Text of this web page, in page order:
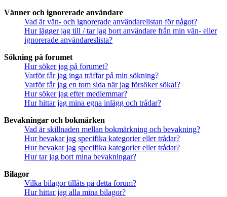
Vänner och ignorerade användare
Vad är vän- och ignorerade användarelistan för något?
Hur lägger jag till / tar jag bort användare från min vän- eller
ignorerade användareslista?
Sökning på forumet
Hur söker jag på forumet?
Varför får jag inga träffar på min sökning?
Varför får jag en tom sida när jag försöker söka!?
Hur söker jag efter medlemmar?
Hur hittar jag mina egna inlägg och trådar?
Bevakningar och bokmärken
Vad är skillnaden mellan bokmärkning och bevakning?
Hur bevakar jag specifika kategorier eller trådar?
Hur bevakar jag specifika kategorier eller trådar?
Hur tar jag bort mina bevakningar?
Bilagor
Vilka bilagor tillåts på detta forum?
Hur hittar jag alla mina bilagor?